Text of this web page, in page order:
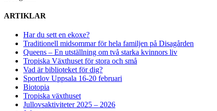
ARTIKLAR
Har du sett en ekoxe?
Traditionell midsommar för hela familjen på Disagården
Queens – En utställning om två starka kvinnors liv
Tropiska Växthuset för stora och små
Vad är biblioteket för dig?
Sportlov Uppsala 16-20 februari
Biotopia
Tropiska växthuset
Jullovsaktiviteter 2025 – 2026